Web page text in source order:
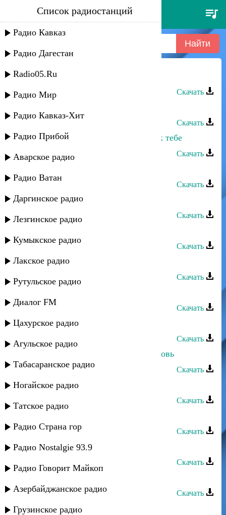
зайнаб махаева - тебе любимый
Список радиостанций
Радио Кавказ
Радио Дагестан
Radio05.Ru
Радио Мир
Радио Кавказ-Хит
Радио Прибой
Аварское радио
Радио Ватан
Даргинское радио
Лезгинское радио
Кумыкское радио
Лакское радио
Рутульское радио
Диалог FM
Цахурское радио
Агульское радио
Табасаранское радио
Ногайское радио
Татское радио
Радио Страна гор
Радио Nostalgie 93.9
Радио Говорит Майкоп
Азербайджанское радио
Грузинское радио
Зайнаб Махаева - Тебе любимый
Скачать
Скачать
Зайнаб Махаева - Как меня тянет к тебе
Скачать
Скачать
Зайнаб Махаева - Как тебе сказать
Скачать
Скачать
Зайнаб Махаева - Дир хирияй
Скачать
Скачать
Зайнаб Махаева - Любовь души
Скачать
Зайнаб Махаева - Непокорная любовь
Скачать
Зайнаб Махаева - В моем сердце
Скачать
Скачать
Зайнаб Махаева - Надежда
Скачать
Скачать
Зайнаб Махаева - Любовь души